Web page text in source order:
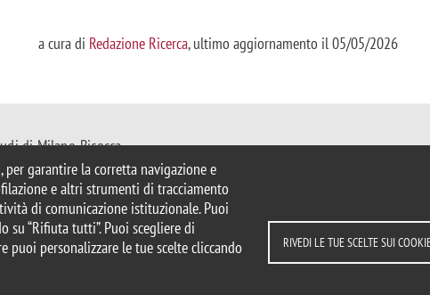
garantire la corretta navigazione e
e altri strumenti di tracciamento
di comunicazione istituzionale. Puoi
su “Rifiuta tutti”. Puoi scegliere di
puoi personalizzare le tue scelte cliccando
RIVEDI LE TUE SCELTE SUI
a cura di Redazione Ricerca, ultimo aggiornamento il 05/05/2026
di Milano-Bicocca
- 20126, Milano
Amministrazione trasparente
DIPARTIMENTI